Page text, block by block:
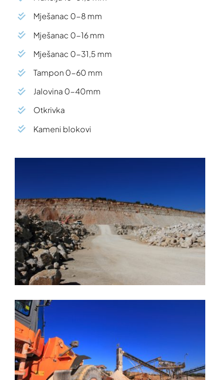
Mješanac 0-8 mm
Mješanac 0-16 mm
Mješanac 0-31,5 mm
Tampon 0-60 mm
Jalovina 0-40mm
Otkrivka
Kameni blokovi